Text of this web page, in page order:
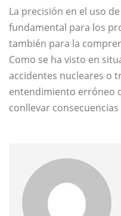
La precisión en el uso
fundamental para los
también para la
Como se ha visto en
accidentes nucleares o
entendimiento erróneo
conllevar